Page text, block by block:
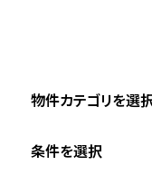
物件カテゴリを選
条件を選択